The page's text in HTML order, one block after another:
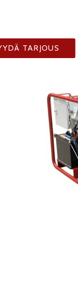
TARJOUS